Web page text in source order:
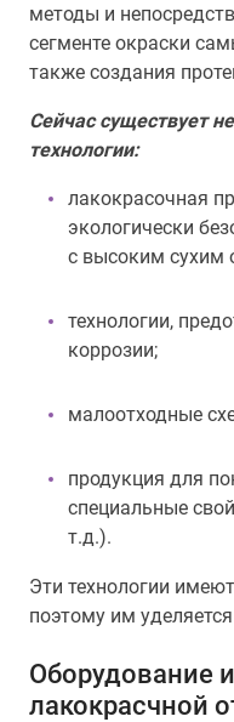
методы и
сегменте окраски
также создания
Сейчас существует
технологии:
лакокрасочная
экологически
с высоким сухим
технологии,
коррозии;
малоотходные
продукция для
специальные
т.д.).
Эти технологии
поэтому им
Оборудование
лакокрасчной